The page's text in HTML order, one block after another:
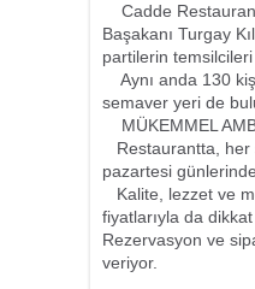
Cadde
Başakanı Turgay
partilerin temsilcileri
Aynı anda 130
semaver yeri de
MÜKEMMEL
Restaurantta, her
pazartesi
Kalite, lezzet ve
fiyatlarıyla da dikkat
Rezervasyon ve
veriyor.